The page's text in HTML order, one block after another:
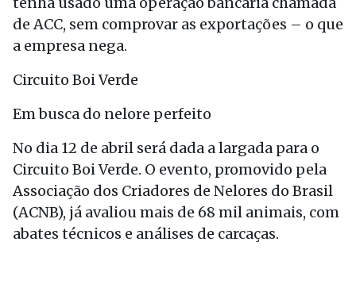
de ACC, sem comprovar as exportações – o que
a empresa nega.
Circuito Boi Verde
Em busca do nelore perfeito
No dia 12 de abril será dada a largada para o
Circuito Boi Verde. O evento, promovido pela
Associação dos Criadores de Nelores do Brasil
(ACNB), já avaliou mais de 68 mil animais, com
abates técnicos e análises de carcaças.